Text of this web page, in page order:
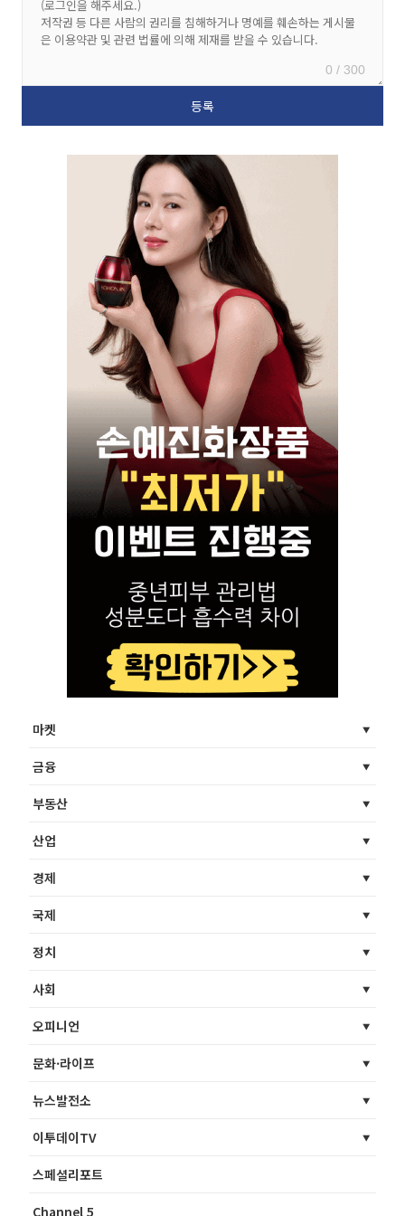
0 / 300
마켓
금융
부동산
산업
경제
국제
정치
사회
오피니언
문화·라이프
뉴스발전소
이투데이TV
스페셜리포트
Channel 5